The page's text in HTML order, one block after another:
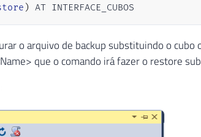
) AT INTERFACE_CUBOS
o arquivo de backup substituindo o cubo
que o comando irá fazer o restore